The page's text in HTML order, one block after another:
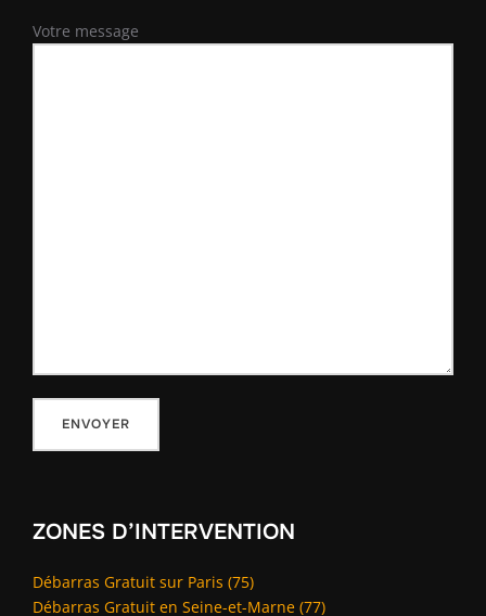
Votre message
ZONES D’INTERVENTION
Débarras Gratuit sur Paris (75)
Débarras Gratuit en Seine-et-Marne (77)